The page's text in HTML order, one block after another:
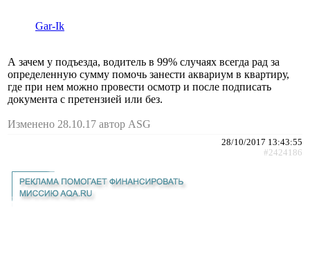
Gar-Ik
А зачем у подъезда, водитель в 99% случаях всегда рад за
определенную сумму помочь занести аквариум в квартиру,
где при нем можно провести осмотр и после подписать
документа с претензией или без.
Изменено 28.10.17 автор АSG
28/10/2017 13:43:55
#2424186